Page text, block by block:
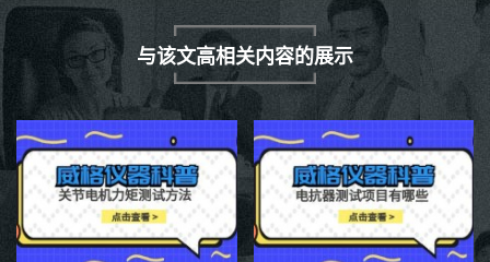
与该文高相关内容的展示